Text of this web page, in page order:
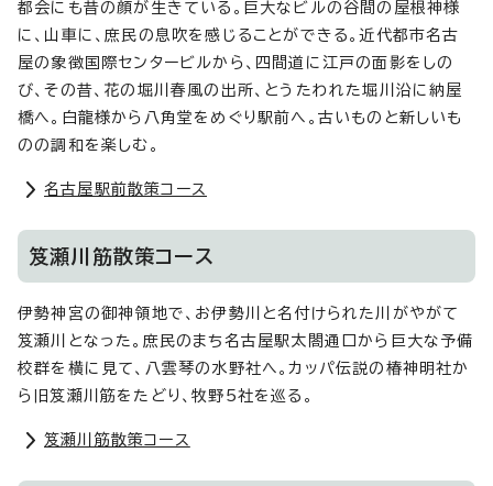
都会にも昔の顔が生きている。巨大なビルの谷間の屋根神様
に、山車に、庶民の息吹を感じることができる。近代都市名古
屋の象徴国際センタービルから、四間道に江戸の面影をしの
び、その昔、花の堀川春風の出所、とうたわれた堀川沿に納屋
橋へ。白龍様から八角堂をめぐり駅前へ。古いものと新しいも
のの調和を楽しむ。
名古屋駅前散策コース
笈瀬川筋散策コース
伊勢神宮の御神領地で、お伊勢川と名付けられた川がやがて
笈瀬川となった。庶民のまち名古屋駅太閤通口から巨大な予備
校群を横に見て、八雲琴の水野社へ。カッパ伝説の椿神明社か
ら旧笈瀬川筋をたどり、牧野5社を巡る。
笈瀬川筋散策コース